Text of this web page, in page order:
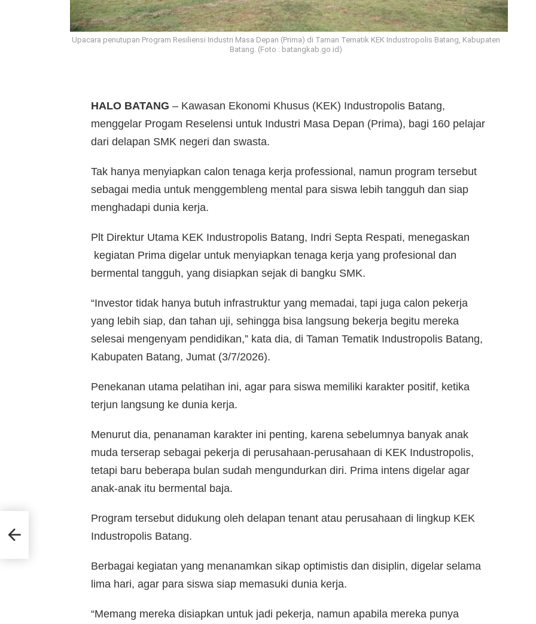
Upacara penutupan Program Resiliensi Industri Masa Depan (Prima) di Taman Tematik KEK Industropolis Batang, Kabupaten
Batang. (Foto : batangkab.go.id)
HALO BATANG – Kawasan Ekonomi Khusus (KEK) Industropolis Batang,
menggelar Progam Reselensi untuk Industri Masa Depan (Prima), bagi 160 pelajar
dari delapan SMK negeri dan swasta.
Tak hanya menyiapkan calon tenaga kerja professional, namun program tersebut
sebagai media untuk menggembleng mental para siswa lebih tangguh dan siap
menghadapi dunia kerja.
Plt Direktur Utama KEK Industropolis Batang, Indri Septa Respati, menegaskan
kegiatan Prima digelar untuk menyiapkan tenaga kerja yang profesional dan
bermental tangguh, yang disiapkan sejak di bangku SMK.
“Investor tidak hanya butuh infrastruktur yang memadai, tapi juga calon pekerja
yang lebih siap, dan tahan uji, sehingga bisa langsung bekerja begitu mereka
selesai mengenyam pendidikan,” kata dia, di Taman Tematik Industropolis Batang,
Kabupaten Batang, Jumat (3/7/2026).
Penekanan utama pelatihan ini, agar para siswa memiliki karakter positif, ketika
terjun langsung ke dunia kerja.
Menurut dia, penanaman karakter ini penting, karena sebelumnya banyak anak
muda terserap sebagai pekerja di perusahaan-perusahaan di KEK Industropolis,
tetapi baru beberapa bulan sudah mengundurkan diri. Prima intens digelar agar
anak-anak itu bermental baja.
Program tersebut didukung oleh delapan tenant atau perusahaan di lingkup KEK
Industropolis Batang.
Berbagai kegiatan yang menanamkan sikap optimistis dan disiplin, digelar selama
lima hari, agar para siswa siap memasuki dunia kerja.
“Memang mereka disiapkan untuk jadi pekerja, namun apabila mereka punya